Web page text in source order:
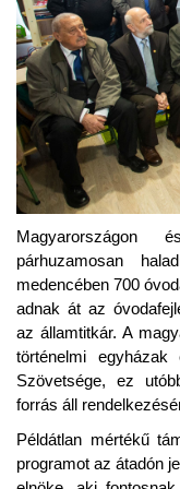
Magyarországon
párhuzamosan
medencében 700
adnak át az
az államtitkár. A
történelmi
Szövetsége, ez
forrás áll
Példátlan mértékű
programot az átadón